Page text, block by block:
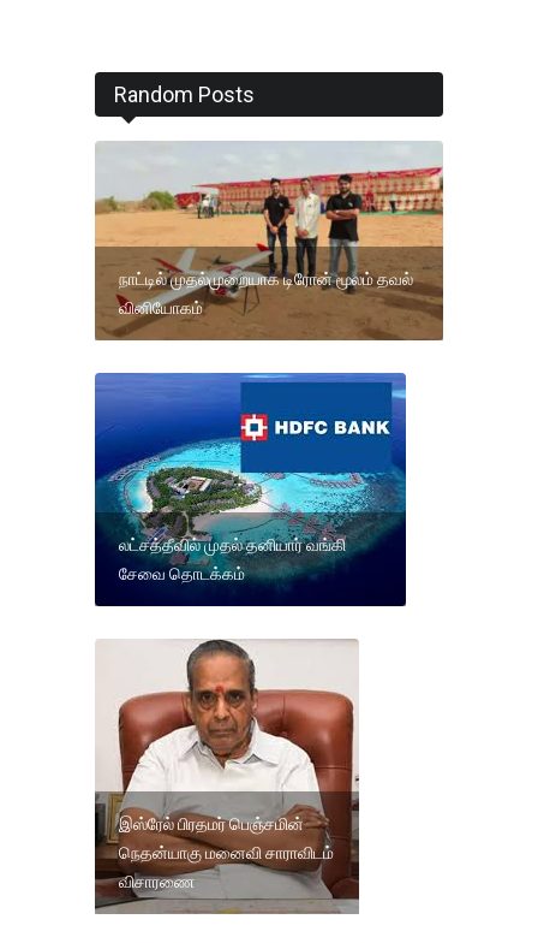
Random Posts
நாட்டில் முதல்முறையாக டிரோன் மூலம் தவல்
வினியோகம்
லட்சத்தீவில் முதல் தனியார் வங்கி
சேவை தொடக்கம்
இஸ்ரேல் பிரதமர் பெஞ்சமின்
நெதன்யாகு மனைவி சாராவிடம்
விசாரணை